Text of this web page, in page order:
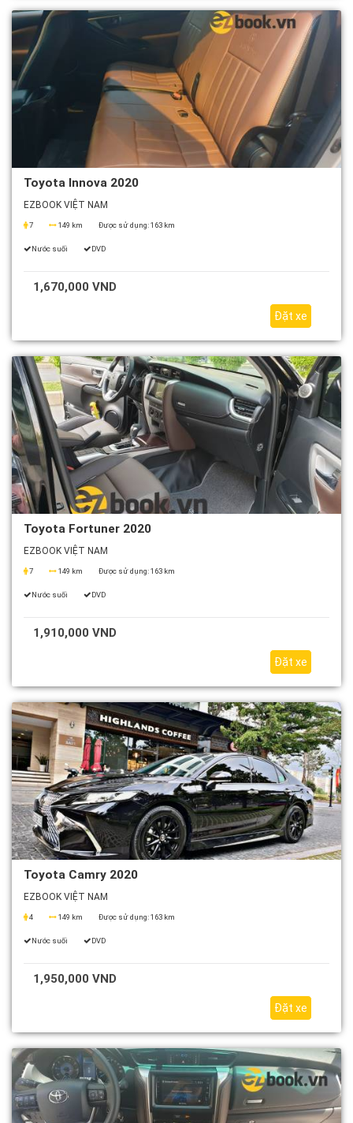
Toyota Innova 2020
EZBOOK VIỆT NAM
7 149 km Được sử dụng:163 km
Nước suối DVD
1,670,000 VND
Đặt xe
Toyota Fortuner 2020
EZBOOK VIỆT NAM
7 149 km Được sử dụng:163 km
Nước suối DVD
1,910,000 VND
Đặt xe
Toyota Camry 2020
EZBOOK VIỆT NAM
4 149 km Được sử dụng:163 km
Nước suối DVD
1,950,000 VND
Đặt xe